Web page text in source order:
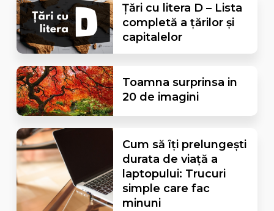
Țări cu litera D – Lista
completă a țărilor și
capitalelor
Toamna surprinsa in
20 de imagini
Cum să îți prelungești
durata de viață a
laptopului: Trucuri
simple care fac
minuni